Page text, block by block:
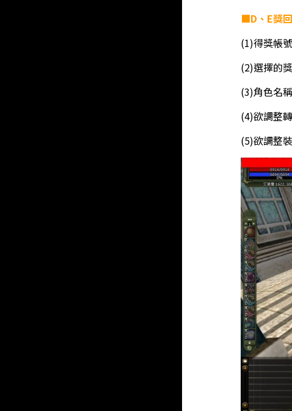
■D、E獎
(1)得獎帳
(2)選擇的
(3)角色名
(4)欲調整
(5)欲調整